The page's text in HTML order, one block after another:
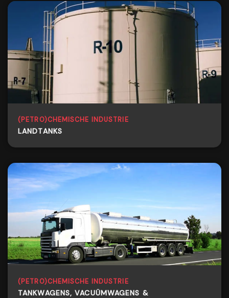
(PETRO)CHEMISCHE INDUSTRIE
LANDTANKS
(PETRO)CHEMISCHE INDUSTRIE
TANKWAGENS, VACUÜMWAGENS &